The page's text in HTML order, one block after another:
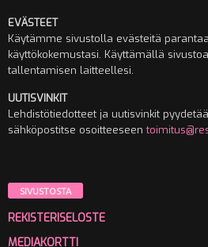
EVÄSTEET
Käytämme sivustolla evästeitä
käyttökokemustasi. Käyttämällä
tallentamisen laitteellesi.
UUTISVINKIT
Lehdistötiedotteet ja uutisvinkit
sähköpostitse osoitteeseen
SIVUSTOSTA
REKISTERISELOSTE
MEDIAKORTTI